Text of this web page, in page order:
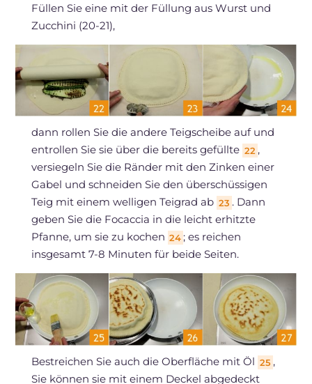
Füllen Sie eine mit der Füllung aus Wurst und
Zucchini (20-21),
dann rollen Sie die andere Teigscheibe auf und
entrollen Sie sie über die bereits gefüllte 22 ,
versiegeln Sie die Ränder mit den Zinken einer
Gabel und schneiden Sie den überschüssigen
Teig mit einem welligen Teigrad ab 23 . Dann
geben Sie die Focaccia in die leicht erhitzte
Pfanne, um sie zu kochen 24 ; es reichen
insgesamt 7-8 Minuten für beide Seiten.
Bestreichen Sie auch die Oberfläche mit Öl 25 ,
Sie können sie mit einem Deckel abgedeckt